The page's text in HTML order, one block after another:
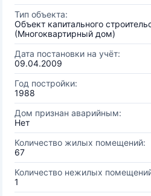
Тип объекта:
Объект капитального
(Многоквартирный дом)
Дата постановки на учёт:
09.04.2009
Год постройки:
1988
Дом признан аварийным:
Нет
Количество жилых помещений:
67
Количество нежилых
1